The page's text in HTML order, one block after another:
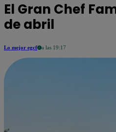
El Gran Chef
de abril
Lo mejor egcf a las 19:17